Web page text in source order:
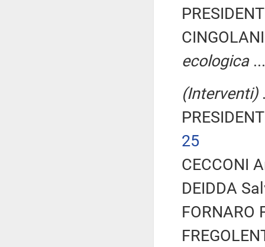
ecologica
(Interventi)
25
CECCONI
DEIDDA
FORNARO